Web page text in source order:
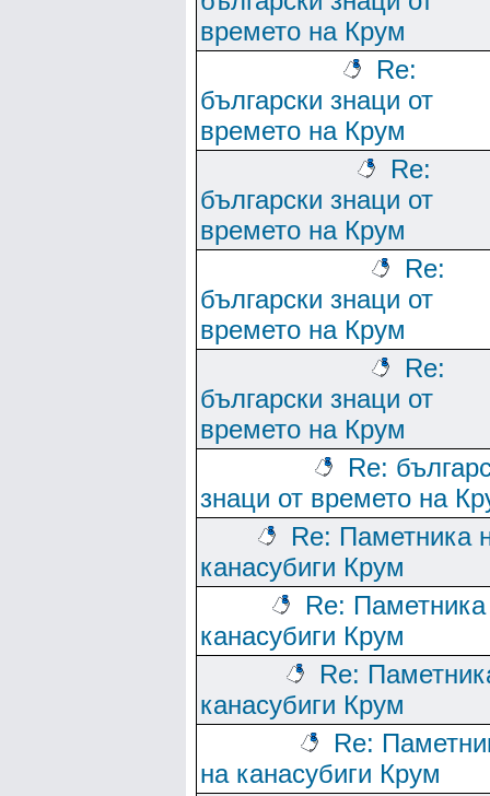
времето на Крум
Re:
български знаци от
времето на Крум
Re:
български знаци от
времето на Крум
Re:
български знаци от
времето на Крум
Re:
български знаци от
времето на Крум
Re:
знаци от времето на
Re: Паметника
канасубиги Крум
Re:
канасубиги Крум
Re:
канасубиги Крум
Re:
на канасубиги Крум